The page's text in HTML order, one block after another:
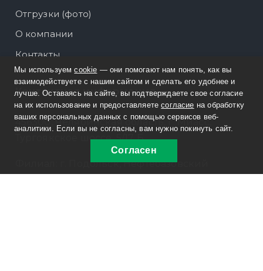
Отгрузки (фото)
О компании
Контакты
Контактная информация
456300, Челябинская область, г. Миасс,
Тургоякское шоссе, 5/17 Б
Филиал: г. Подольск, Нефтебазовский
Мы используемcookie — они помогают нам понять, как вы
взаимодействуете с нашим сайтом и сделать его удобнее и
лучше. Оставаясь на сайте, вы подтверждаете свое согласие
на их использование и предоставляетесогласие на обработку
ваших персональных данных с помощью сервисов веб-
аналитики. Если вы не согласны, вам нужно покинуть сайт.
Согласен